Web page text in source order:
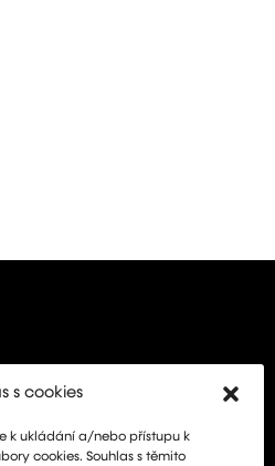
s cookies
k ukládání a/nebo přístupu k
cookies. Souhlas s těmito